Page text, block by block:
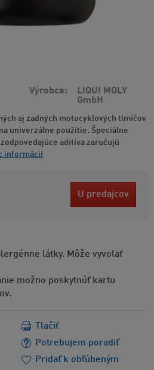
Výrobca
LIQUI MOLY
GmbH
aj zadných motocyklových tlmičov
univerzálne použitie. Špeciálne
aditíva zaručujú
informácií
U predajcov
látky. Môže vyvolať
možno poskytnúť kartu
Potrebujem poradiť
Tlačiť
Pridať k obľúbeným